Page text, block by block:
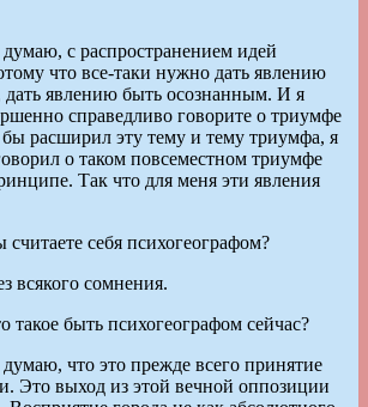
с распространением идей
что все-таки нужно дать явлению
дать явлению быть осознанным. И я
справедливо говорите о триумфе
расширил эту тему и тему триумфа, я
о таком повсеместном триумфе
Так что для меня эти явления
себя психогеографом?
всякого сомнения.
быть психогеографом сейчас?
что это прежде всего принятие
Это выход из этой вечной оппозиции